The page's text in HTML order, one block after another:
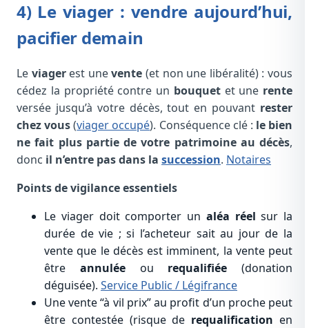
4) Le viager : vendre aujourd’hui,
pacifier demain
Le viagerest unevente (et non une libéralité) : vous
cédez la propriété contre un bouquetet une rente
versée jusqu’à votre décès, tout en pouvant rester
chez vous(viager occupé). Conséquence clé : le bien
ne fait plus partie de votre patrimoine au décès,
donc il n’entre pas dans la succession. Notaires
Points de vigilance essentiels
Le viager doit comporter un aléa réel sur la
durée de vie ; si l’acheteur sait au jour de la
vente que le décès est imminent, la vente peut
être annuléeou requalifiée (donation
déguisée). Service Public / Légifrance
Une vente “à vil prix” au profit d’un proche peut
être contestée (risque de requalification en